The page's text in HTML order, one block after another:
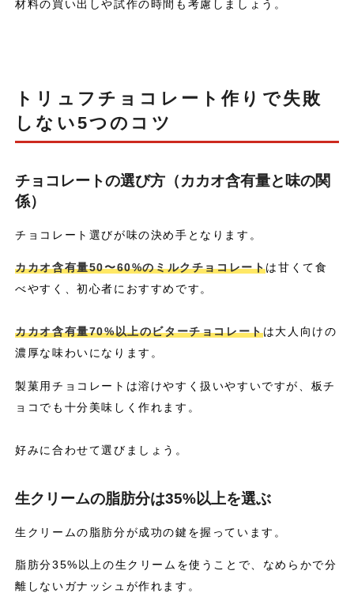
材料の買い出しや試作の時間も考慮しましょう。
トリュフチョコレート作りで失敗
しない5つのコツ
チョコレートの選び方（カカオ含有量と味の関
係）
チョコレート選びが味の決め手となります。
カカオ含有量50〜60%のミルクチョコレートは甘くて食
べやすく、初心者におすすめです。
カカオ含有量70%以上のビターチョコレートは大人向けの
濃厚な味わいになります。
製菓用チョコレートは溶けやすく扱いやすいですが、板チ
ョコでも十分美味しく作れます。
好みに合わせて選びましょう。
生クリームの脂肪分は35%以上を選ぶ
生クリームの脂肪分が成功の鍵を握っています。
脂肪分35%以上の生クリームを使うことで、なめらかで分
離しないガナッシュが作れます。